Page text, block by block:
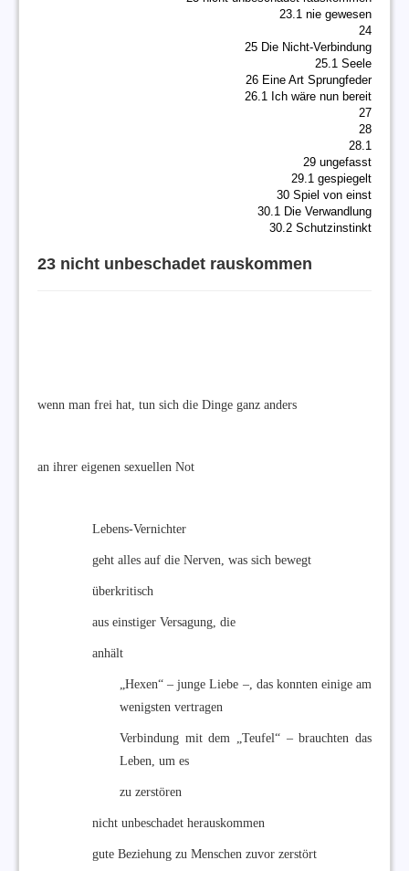
23.1 nie gewesen
24
25 Die Nicht-Verbindung
25.1 Seele
26 Eine Art Sprungfeder
26.1 Ich wäre nun bereit
27
28
28.1
29 ungefasst
29.1 gespiegelt
30 Spiel von einst
30.1 Die Verwandlung
30.2 Schutzinstinkt
23 nicht unbeschadet rauskommen
wenn man frei hat, tun sich die Dinge ganz anders
an ihrer eigenen sexuellen Not
Lebens-Vernichter
geht alles auf die Nerven, was sich bewegt
überkritisch
aus einstiger Versagung, die
anhält
„Hexen“ – junge Liebe –, das konnten einige am
wenigsten vertragen
Verbindung mit dem „Teufel“ – brauchten das
Leben, um es
zu zerstören
nicht unbeschadet herauskommen
gute Beziehung zu Menschen zuvor zerstört